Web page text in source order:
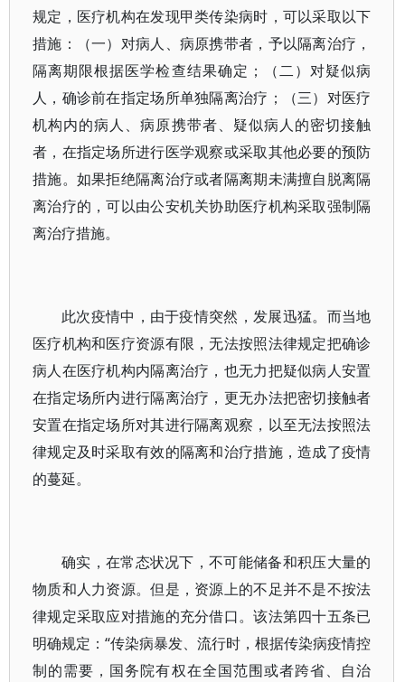
规定，医疗机构在发现甲类传染病时，可以采取以下
措施：（一）对病人、病原携带者，予以隔离治疗，
隔离期限根据医学检查结果确定；（二）对疑似病
人，确诊前在指定场所单独隔离治疗；（三）对医疗
机构内的病人、病原携带者、疑似病人的密切接触
者，在指定场所进行医学观察或采取其他必要的预防
措施。如果拒绝隔离治疗或者隔离期未满擅自脱离隔
离治疗的，可以由公安机关协助医疗机构采取强制隔
离治疗措施。
此次疫情中，由于疫情突然，发展迅猛。而当地
医疗机构和医疗资源有限，无法按照法律规定把确诊
病人在医疗机构内隔离治疗，也无力把疑似病人安置
在指定场所内进行隔离治疗，更无办法把密切接触者
安置在指定场所对其进行隔离观察，以至无法按照法
律规定及时采取有效的隔离和治疗措施，造成了疫情
的蔓延。
确实，在常态状况下，不可能储备和积压大量的
物质和人力资源。但是，资源上的不足并不是不按法
律规定采取应对措施的充分借口。该法第四十五条已
明确规定：“传染病暴发、流行时，根据传染病疫情控
制的需要，国务院有权在全国范围或者跨省、自治